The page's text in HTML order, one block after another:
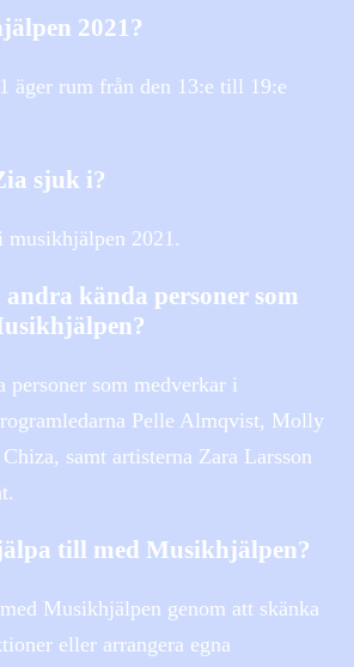
2021?
äger rum från den 13:e till 19:e
sjuk i?
musikhjälpen 2021.
kända personer som
personer som medverkar i
Pelle Almqvist, Molly
Chiza, samt artisterna Zara Larsson
till med Musikhjälpen?
Musikhjälpen genom att skänka
eller arrangera egna